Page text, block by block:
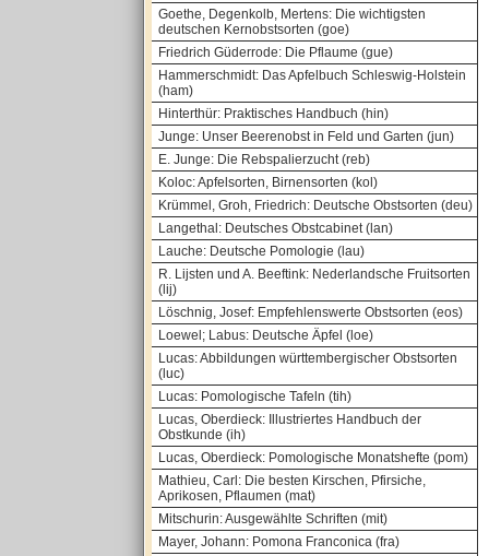
Goethe, Degenkolb, Mertens: Die wichtigsten
deutschen Kernobstsorten (goe)
Friedrich Güderrode: Die Pflaume (gue)
Hammerschmidt: Das Apfelbuch Schleswig-Holstein
(ham)
Hinterthür: Praktisches Handbuch (hin)
Junge: Unser Beerenobst in Feld und Garten (jun)
E. Junge: Die Rebspalierzucht (reb)
Koloc: Apfelsorten, Birnensorten (kol)
Krümmel, Groh, Friedrich: Deutsche Obstsorten (deu)
Langethal: Deutsches Obstcabinet (lan)
Lauche: Deutsche Pomologie (lau)
R. Lijsten und A. Beeftink: Nederlandsche Fruitsorten
(lij)
Löschnig, Josef: Empfehlenswerte Obstsorten (eos)
Loewel; Labus: Deutsche Äpfel (loe)
Lucas: Abbildungen württembergischer Obstsorten
(luc)
Lucas: Pomologische Tafeln (tih)
Lucas, Oberdieck: Illustriertes Handbuch der
Obstkunde (ih)
Lucas, Oberdieck: Pomologische Monatshefte (pom)
Mathieu, Carl: Die besten Kirschen, Pfirsiche,
Aprikosen, Pflaumen (mat)
Mitschurin: Ausgewählte Schriften (mit)
Mayer, Johann: Pomona Franconica (fra)